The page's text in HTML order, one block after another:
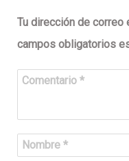
Tu dirección de correo
campos obligatorios
Comentario *
Nombre *